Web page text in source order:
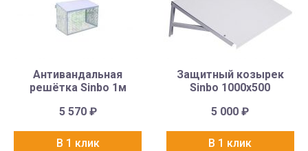
Антивандальная
решётка Sinbo 1м
5 570 ₽
В 1 клик
Защитный козырек
Sinbo 1000х500
5 000₽
В 1 клик